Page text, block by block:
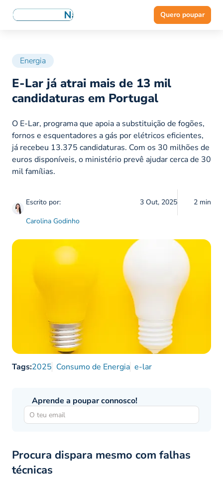
Quero poupar
Energia
E-Lar já atrai mais de 13 mil
candidaturas em Portugal
Escrito por:
Carolina Godinho
3 Out, 2025 2 min
O E-Lar, programa que apoia a substituição de fogões,
fornos e esquentadores a gás por elétricos eficientes,
já recebeu 13.375 candidaturas. Com os 30 milhões de
euros disponíveis, o ministério prevê ajudar cerca de 30
mil famílias.
Tags:2025 Consumo de Energia e-lar
Aprende a poupar connosco!
Procura dispara mesmo com falhas
técnicas